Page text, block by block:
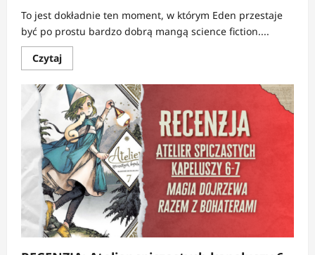
To jest dokładnie ten moment, w którym Eden przestaje
być po prostu bardzo dobrą mangą science fiction....
CzytajDowiedz
się
o
RECENZJA:
Eden
5-
6
|
Człowiek
jest
najgroźniejszym
wirusem